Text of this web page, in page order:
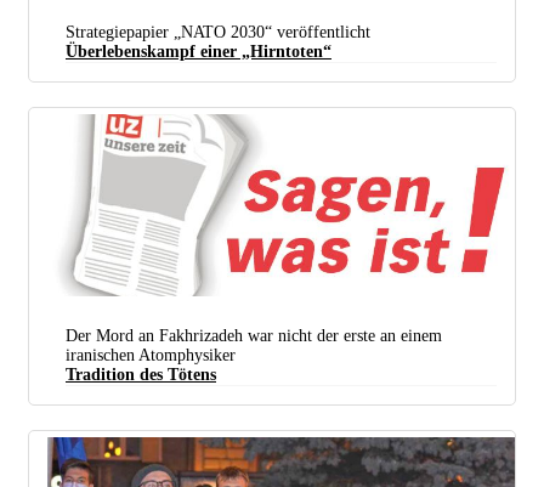
Kriege planen, nur diesmal mit Mundschutz. Bei der NATO-Tagung am vergangenen Wochenende.
(Foto: NATO)
Strategiepapier „NATO 2030“ veröffentlicht
Überlebenskampf einer „Hirntoten“
Der Mord an Fakhrizadeh war nicht der erste an einem
iranischen Atomphysiker
Tradition des Tötens